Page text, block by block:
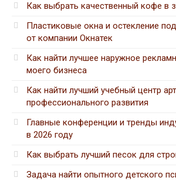
Как выбрать качественный кофе в
Пластиковые окна и остекление
от компании Окнатек
Как найти лучшее наружное
моего бизнеса
Как найти лучший учебный центр
профессионального развития
Главные конференции и тренды
в 2026 году
Как выбрать лучший песок для
Задача найти опытного детского